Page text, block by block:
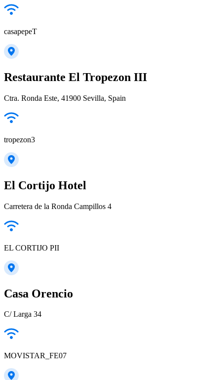
casapepeT
Restaurante El Tropezon III
Ctra. Ronda Este, 41900 Sevilla, Spain
tropezon3
El Cortijo Hotel
Carretera de la Ronda Campillos 4
EL CORTIJO PII
Casa Orencio
C/ Larga 34
MOVISTAR_FE07